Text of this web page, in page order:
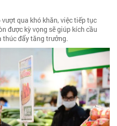
qua khó khăn, việc tiếp tục
được kỳ vọng sẽ giúp kích cầu
thúc đẩy tăng trưởng.